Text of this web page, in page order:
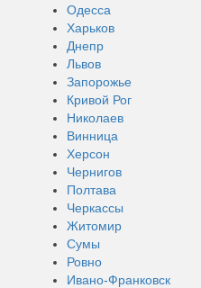
Одесса
Харьков
Днепр
Львов
Запорожье
Кривой Рог
Николаев
Винница
Херсон
Чернигов
Полтава
Черкассы
Житомир
Сумы
Ровно
Ивано-Франковск